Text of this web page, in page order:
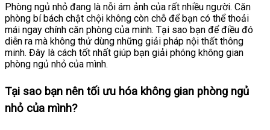
Phòng ngủ nhỏ đang là nỗi ám ảnh của rất nhiều người. Căn
phòng bí bách chật chội không còn chỗ để bạn có thể thoải
mái ngay chính căn phòng của minh. Tại sao bạn để điều đó
diễn ra mà không thử dùng những giải pháp nội thất thông
minh. Đây là cách tốt nhất giúp bạn giải phóng không gian
phòng ngủ nhỏ của mình.
Tại sao bạn nên tối ưu hóa không gian phòng ngủ
nhỏ của mình?